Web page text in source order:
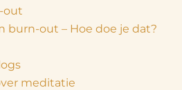
out
burn-out – Hoe doe je dat?
meditatie